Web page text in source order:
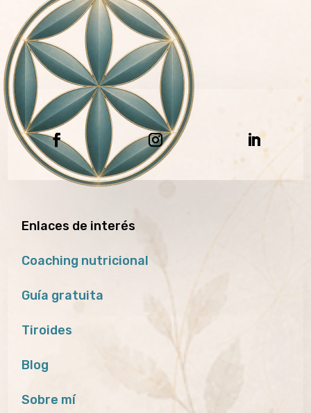
Enlaces de interés
Coaching nutricional
Guía gratuita
Tiroides
Blog
Sobre mí